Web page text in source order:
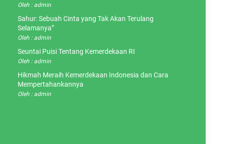
Oleh : admin
Sahur: Sebuah Cinta yang Tak Akan Terulang
Selamanya”
Oleh : admin
Seuntai Puisi Tentang Kemerdekaan RI
Oleh : admin
Hikmah Meraih Kemerdekaan Indonesia dan Cara
Mempertahankannya
Oleh : admin